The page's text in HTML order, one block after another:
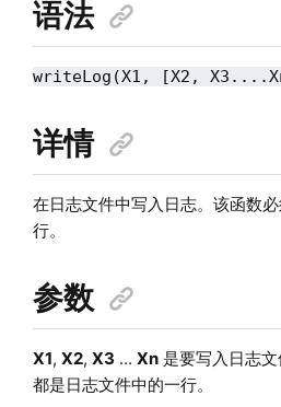
语法
writeLog(X1, [X2,
详情
在日志文件中写入日志。该函数
行。
参数
X1, X2, X3 ... Xn是要写入日志文
都是日志文件中的一行。